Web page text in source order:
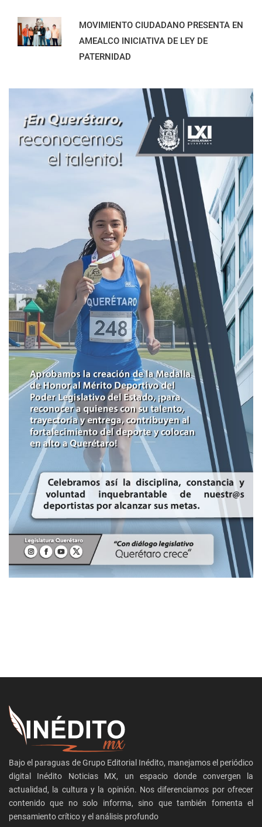
MOVIMIENTO CIUDADANO PRESENTA EN
AMEALCO INICIATIVA DE LEY DE
PATERNIDAD
Bajo el paraguas de Grupo Editorial Inédito, manejamos el periódico
digital Inédito Noticias MX, un espacio donde convergen la
actualidad, la cultura y la opinión. Nos diferenciamos por ofrecer
contenido que no solo informa, sino que también fomenta el
pensamiento crítico y el análisis profundo